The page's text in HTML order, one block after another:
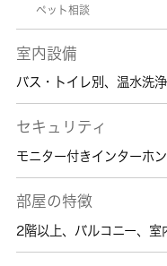
ペット相談
室内設備
バス・トイレ別 、 温水洗
セキュリティ
モニター付きインターホン
部屋の特徴
2階以上、 バルコニー、 室